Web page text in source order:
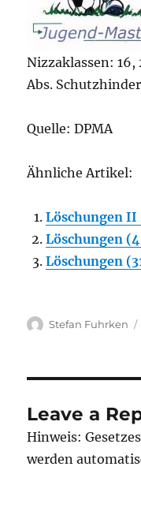
Nizzaklassen: 16,
Abs.
Quelle: DPMA
Ähnliche Artikel:
Löschungen
Löschungen
Löschungen
Author
Stefan Fuhrken
Leave a
Hinweis:
werden